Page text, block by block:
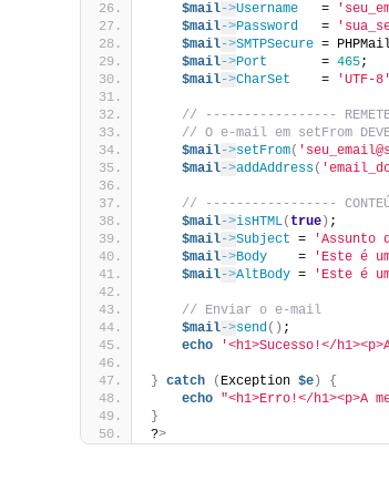
$mail->Username
   =
$mail->Password
   =
$mail->SMTPSecure =
$mail->Port
       =
465
$mail->CharSet
    =
'UTF-8'
// -----------------
// O e-mail em setFrom
$mail->setFrom(
$mail->addAddress(
// -----------------
$mail->isHTML( true ) ;
$mail->Subject = 'Assunto
$mail->Body
    =
'Este é
$mail->AltBody = 'Este é
// Enviar o e-mail
$mail->send() ;
echo
'<h1>Sucesso!</
} catch ( Exception $e )
{
echo "<h1>Erro!</h1><p>A
}
?>